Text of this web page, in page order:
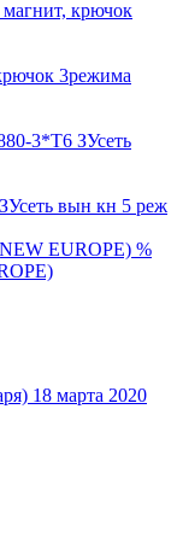
3режима
вын кн 5 реж
%
18 марта 2020